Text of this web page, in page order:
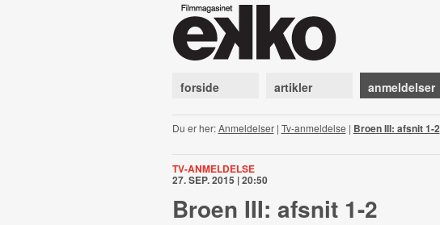
forside artikler anmeldelser
Du er her:Anmeldelser| Tv-anmeldelse | Broen III: afsnit 1-2
TV-ANMELDELSE
27. SEP. 2015 | 20:50
Broen III: afsnit 1-2